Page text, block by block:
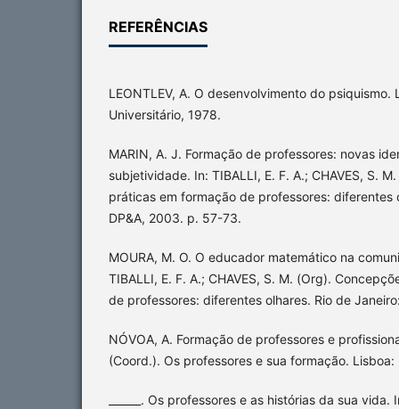
REFERÊNCIAS
LEONTLEV, A. O desenvolvimento do psiquismo.
Universitário, 1978.
MARIN, A. J. Formação de professores: novas
subjetividade. In: TIBALLI, E. F. A.; CHAVES, S.
práticas em formação de professores: diferentes
DP&A, 2003. p. 57-73.
MOURA, M. O. O educador matemático na
TIBALLI, E. F. A.; CHAVES, S. M. (Org).
de professores: diferentes olhares. Rio de
NÓVOA, A. Formação de professores e
(Coord.). Os professores e sua formação.
______. Os professores e as histórias da sua vida.